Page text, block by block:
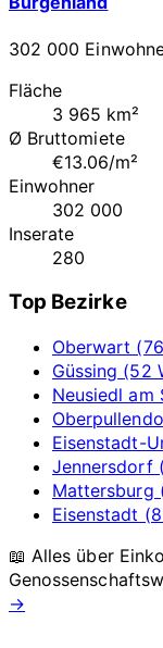
302 000
Fläche
3 965 km²
Ø Bruttomiete
€13.06/m²
Einwohner
302 000
Inserate
280
Top Bezirke
Oberwart
Güssing (52
Neusiedl am
Eisenstadt-
Jennersdorf
Mattersburg
Eisenstadt
📖 Alles über
→